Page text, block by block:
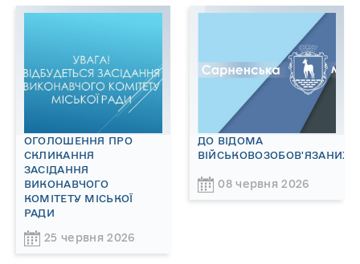
ОГОЛОШЕННЯ ПРО
СКЛИКАННЯ
ЗАСІДАННЯ
ВИКОНАВЧОГО
КОМІТЕТУ МІСЬКОЇ
РАДИ
25 червня 2026
ДО ВІДОМА
ВІЙСЬКОВОЗОБОВ'ЯЗАНИХ!
08 червня 2026